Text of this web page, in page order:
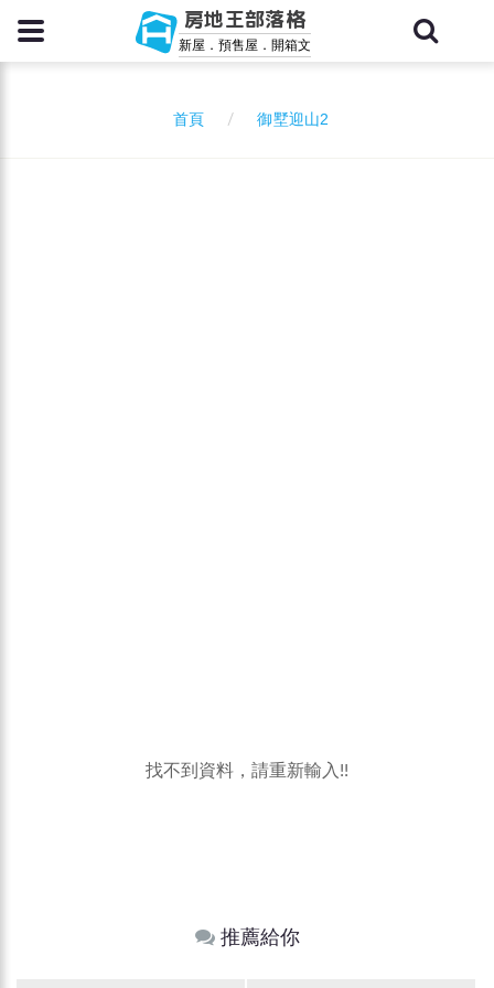
房地王部落格
新屋．預售屋．開箱文
首頁 御墅迎山2
找不到資料，請重新輸入!!
推薦給你